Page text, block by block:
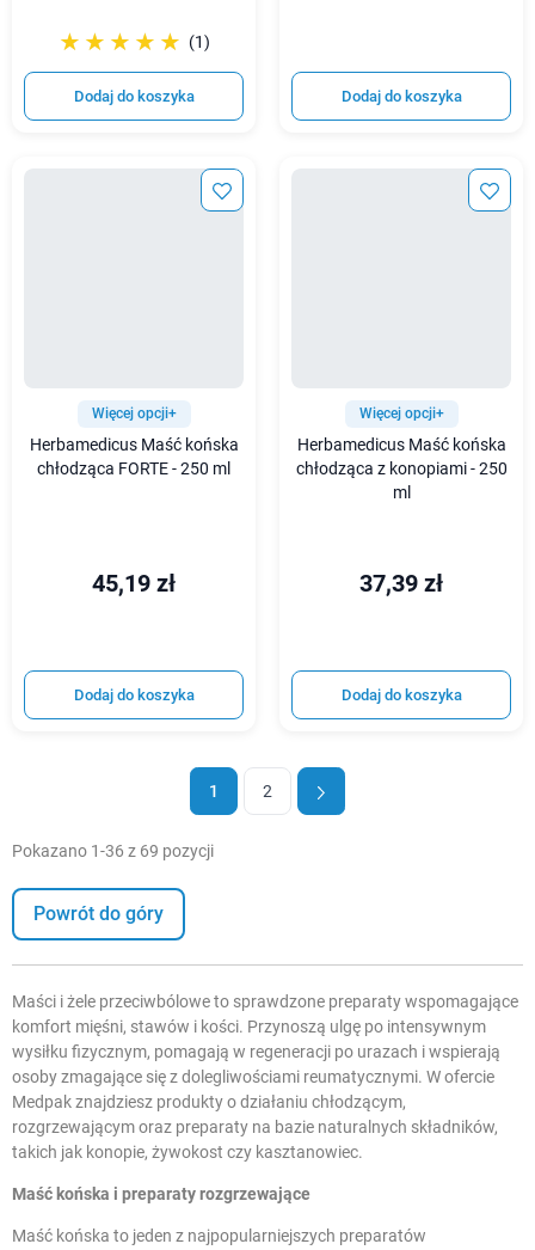
☆☆☆☆☆
★★★★★ (1)
Dodaj do koszyka Dodaj do koszyka
Więcej opcji+
Herbamedicus Maść końska
chłodząca FORTE - 250 ml
45,19 zł
Dodaj do koszyka
Więcej opcji+
Herbamedicus Maść końska
chłodząca z konopiami - 250
ml
37,39 zł
Dodaj do koszyka
1 2
Pokazano 1-36 z 69 pozycji
Powrót do góry
Maści i żele przeciwbólowe to sprawdzone preparaty wspomagające
komfort mięśni, stawów i kości. Przynoszą ulgę po intensywnym
wysiłku fizycznym, pomagają w regeneracji po urazach i wspierają
osoby zmagające się z dolegliwościami reumatycznymi. W ofercie
Medpak znajdziesz produkty o działaniu chłodzącym,
rozgrzewającym oraz preparaty na bazie naturalnych składników,
takich jak konopie, żywokost czy kasztanowiec.
Maść końska i preparaty rozgrzewające
Maść końska to jeden z najpopularniejszych preparatów